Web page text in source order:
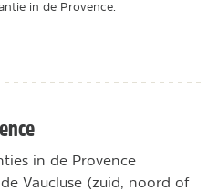
in de Provence.
in de Provence
Vaucluse (zuid, noord of